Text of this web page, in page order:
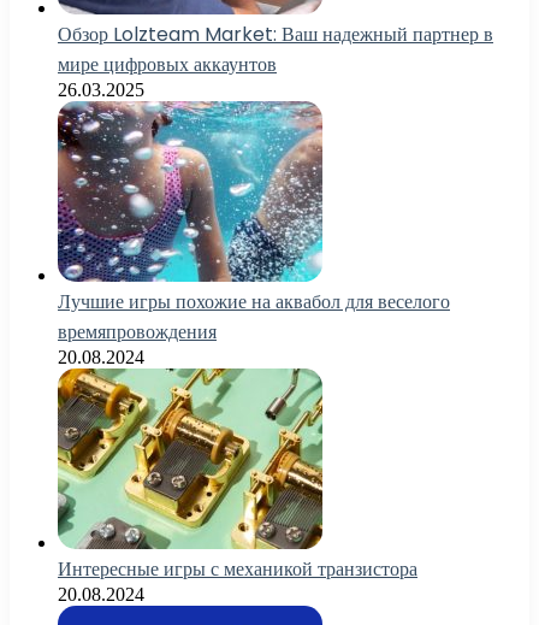
Обзор Lolzteam Market: Ваш надежный партнер в
мире цифровых аккаунтов
26.03.2025
Лучшие игры похожие на аквабол для веселого
времяпровождения
20.08.2024
Интересные игры с механикой транзистора
20.08.2024